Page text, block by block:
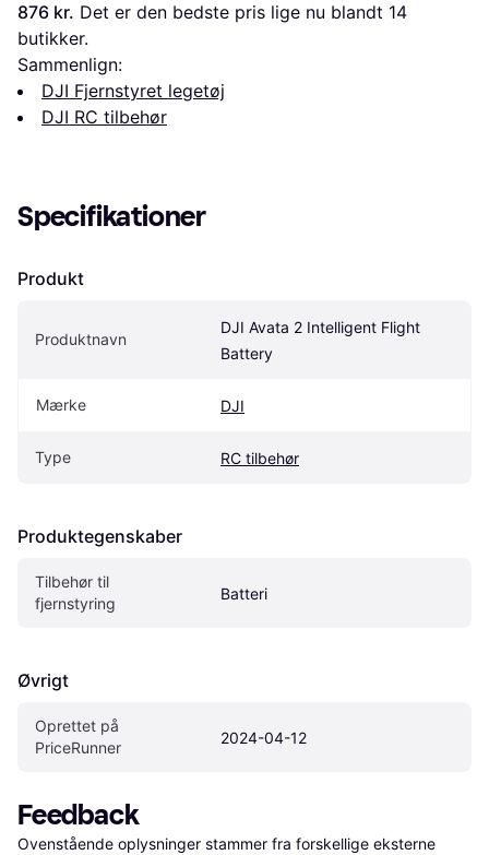
876 kr. Det er den bedste pris lige nu blandt 14
butikker.
Sammenlign:
DJI Fjernstyret legetøj
DJI RC tilbehør
Specifikationer
Produkt
Produktnavn
DJI Avata 2 Intelligent Flight
Battery
Mærke DJI
Type RC tilbehør
Produktegenskaber
Tilbehør til
fjernstyring
Batteri
Øvrigt
Oprettet på
PriceRunner
2024-04-12
Feedback
Ovenstående oplysninger stammer fra forskellige eksterne